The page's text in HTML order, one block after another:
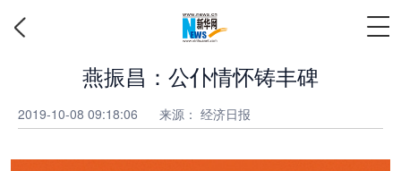
燕振昌：公仆情怀铸丰碑
2019-10-08 09:18:06 来源： 经济日报